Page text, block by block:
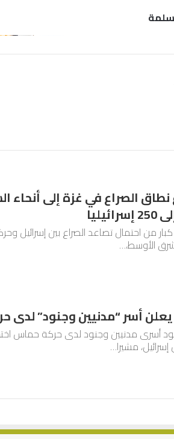
الصراع في غزة إلى
من احتمال تصاعد الصراع بين إسرائيل
الأوسط،…
يعلن أسر “مدنيين وجنود”
أسرى مدنيين وجنود لدى حركة حماس
مشيرا…